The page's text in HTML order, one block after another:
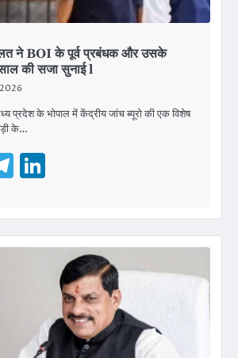
ने BOI के पूर्व प्रबंधक और उसके
की सजा सुनाई l
प्रदेश के भोपाल में केंद्रीय जांच ब्यूरो की एक विशेष
के…
Telegram